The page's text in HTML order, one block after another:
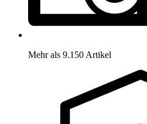
Mehr als 9.150 Artikel